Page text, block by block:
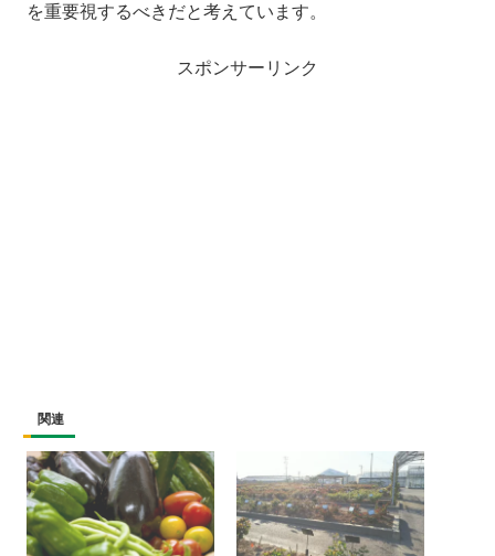
を重要視するべきだと考えています。
スポンサーリンク
関連